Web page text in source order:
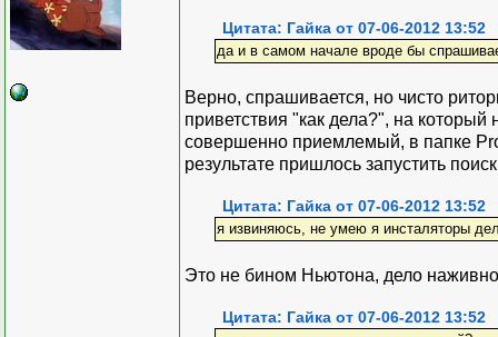
Цитата: Гайка от 07-06-2012 13:52
да и в самом начале вроде бы
Верно, спрашивается, но чисто
приветствия "как дела?", на
совершенно приемлемый, в папке
результате пришлось запустить
Цитата: Гайка от 07-06-2012 13:52
я извиняюсь, не умею я инсталяторы
Это не бином Ньютона, дело
Цитата: Гайка от 07-06-2012 13:52